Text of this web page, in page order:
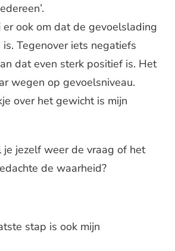
ook om dat de gevoelslading
Tegenover iets negatiefs
dat even sterk positief is. Het
wegen op gevoelsniveau.
over het gewicht is mijn
jezelf weer de vraag of het
de waarheid?
stap is ook mijn